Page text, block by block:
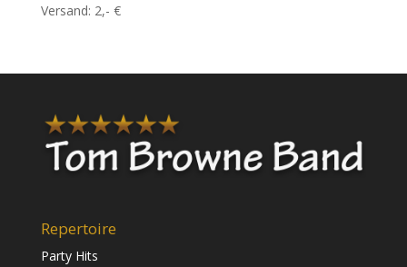
Versand: 2,- €
Repertoire
Party Hits